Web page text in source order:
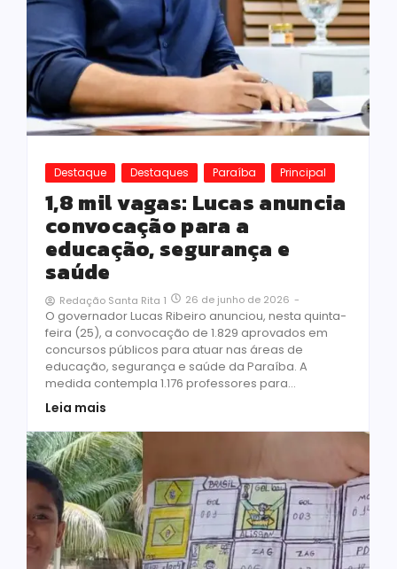
Destaque Destaques Paraíba Principal
1,8 mil vagas: Lucas anuncia
convocação para a
educação, segurança e
saúde
Redação Santa Rita 1 26 de junho de 2026 -
O governador Lucas Ribeiro anunciou, nesta quinta-
feira (25), a convocação de 1.829 aprovados em
concursos públicos para atuar nas áreas de
educação, segurança e saúde da Paraíba. A
medida contempla 1.176 professores para...
Leia mais